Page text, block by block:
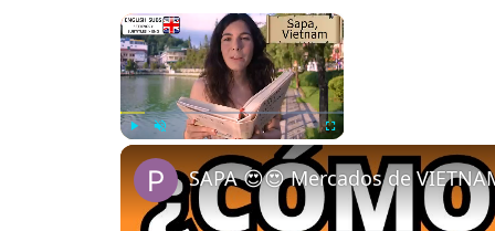
×
Now Playing
SAPA 😍😍 Mercados de